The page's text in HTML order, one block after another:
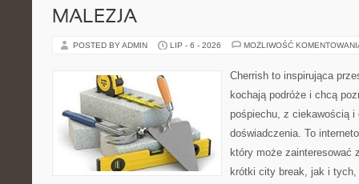
MALEZJA
POSTED BY ADMIN LIP - 6 - 2026 MOŻLIWOŚĆ
Cherrish to inspirująca
kochają podróże i chcą
pośpiechu, z ciekawością i
doświadczenia. To
który może zainteresować
krótki city break, jak i